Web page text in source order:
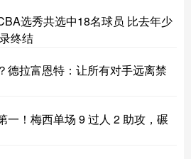
选秀共选中18名球员 比去年少
终结
德拉富恩特：让所有对手远离禁
一！梅西单场 9 过人 2 助攻，碾